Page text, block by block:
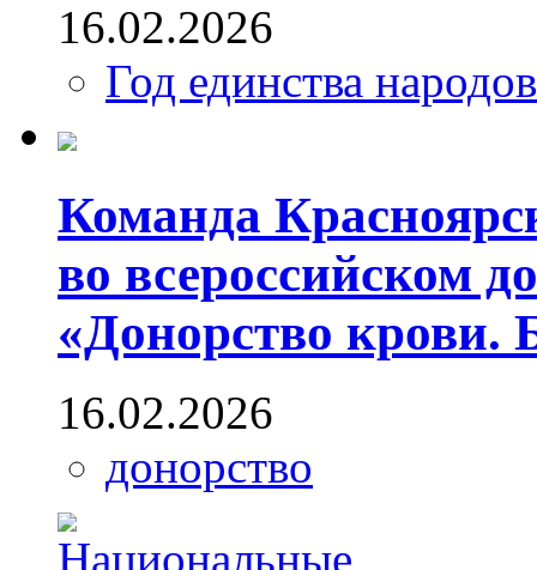
16.02.2026
Год единства
Команда
во всероссийском
«Донорство крови.
16.02.2026
донорство